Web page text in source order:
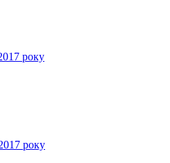
року
року